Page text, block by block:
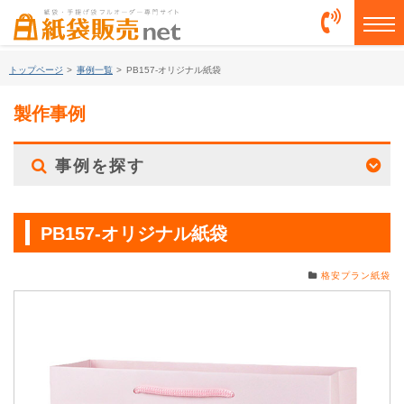
トップページ > 事例一覧 > PB157-オリジナル紙袋
製作事例
事例を探す
PB157-オリジナル紙袋
格安プラン紙袋